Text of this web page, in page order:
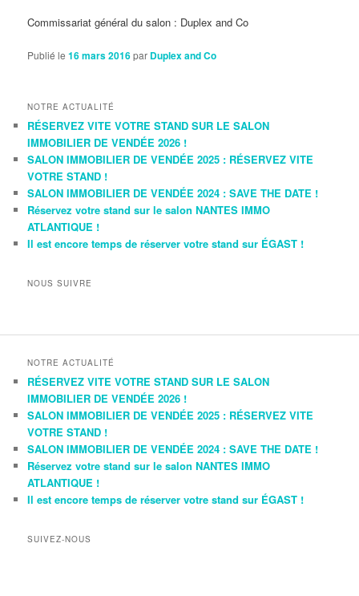
Commissariat général du salon : Duplex and Co
Publié le16 mars 2016par Duplex and Co
NOTRE ACTUALITÉ
RÉSERVEZ VITE VOTRE STAND SUR LE SALON
IMMOBILIER DE VENDÉE 2026 !
SALON IMMOBILIER DE VENDÉE 2025 : RÉSERVEZ VITE
VOTRE STAND !
SALON IMMOBILIER DE VENDÉE 2024 : SAVE THE DATE !
Réservez votre stand sur le salon NANTES IMMO
ATLANTIQUE !
Il est encore temps de réserver votre stand sur ÉGAST !
NOUS SUIVRE
profil
Duplex
and
Co
sur
Facebook
profil
DuplexAndCo
sur
Twitter
NOTRE ACTUALITÉ
RÉSERVEZ VITE VOTRE STAND SUR LE SALON
IMMOBILIER DE VENDÉE 2026 !
SALON IMMOBILIER DE VENDÉE 2025 : RÉSERVEZ VITE
VOTRE STAND !
SALON IMMOBILIER DE VENDÉE 2024 : SAVE THE DATE !
Réservez votre stand sur le salon NANTES IMMO
ATLANTIQUE !
Il est encore temps de réserver votre stand sur ÉGAST !
SUIVEZ-NOUS